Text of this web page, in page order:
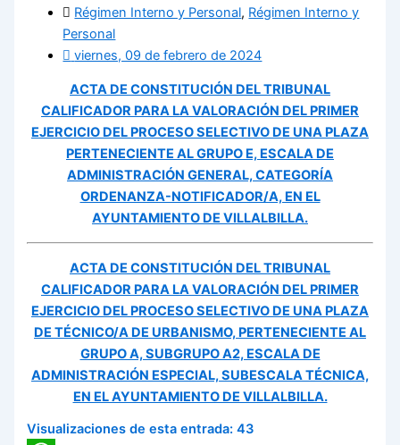
Régimen Interno y Personal, Régimen Interno y
Personal
viernes, 09 de febrero de 2024
ACTA DE CONSTITUCIÓN DEL TRIBUNAL
CALIFICADOR PARA LA VALORACIÓN DEL PRIMER
EJERCICIO DEL PROCESO SELECTIVO DE UNA PLAZA
PERTENECIENTE AL GRUPO E, ESCALA DE
ADMINISTRACIÓN GENERAL, CATEGORÍA
ORDENANZA-NOTIFICADOR/A, EN EL
AYUNTAMIENTO DE VILLALBILLA.
ACTA DE CONSTITUCIÓN DEL TRIBUNAL
CALIFICADOR PARA LA VALORACIÓN DEL PRIMER
EJERCICIO DEL PROCESO SELECTIVO DE UNA PLAZA
DE TÉCNICO/A DE URBANISMO, PERTENECIENTE AL
GRUPO A, SUBGRUPO A2, ESCALA DE
ADMINISTRACIÓN ESPECIAL, SUBESCALA TÉCNICA,
EN EL AYUNTAMIENTO DE VILLALBILLA.
Visualizaciones de esta entrada: 43